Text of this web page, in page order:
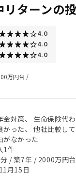
ターンの
4.0
4.0
4.0
万円台 /
金対策、 生命保険代
かった、 他社比較し
がなかった
1件
/ 築7年 / 2000万円
月15日